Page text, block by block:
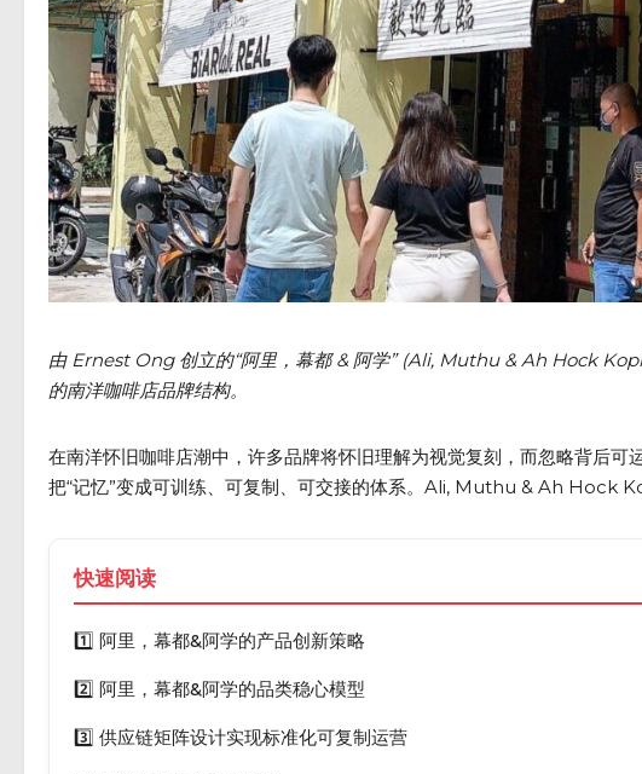
由 Ernest Ong 创立的“阿里，幕都 & 阿学” (Ali, Muthu & Ah Hock
的南洋咖啡店品牌结构。
在南洋怀旧咖啡店潮中，许多品牌将怀旧理解为视觉复刻，而忽略背后
把“记忆”变成可训练、可复制、可交接的体系。Ali, Muthu & Ah Hock
快速阅读
1️⃣ 阿里，幕都&阿学的产品创新策略
2️⃣ 阿里，幕都&阿学的品类稳心模型
3️⃣ 供应链矩阵设计实现标准化可复制运营